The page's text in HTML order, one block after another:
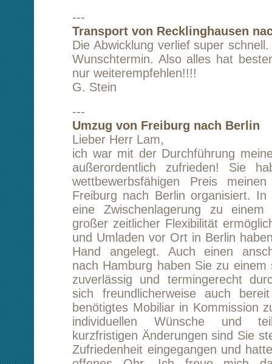
vorbehaltslos weiterempfehlen können!
N. Hempel
Möbeltransport von Delmenhorst nach
Ihre Leute haben einen ganz tollen Job
waren sehr nett. Wir können Sie guten
Umzug von Berlin nach Coventry
Lieber Herr Lam,
es hat alles wunderbar geklappt. Vielen Dank
das Organisieren von Umzugshelfer in
wenn wir sie nicht gebraucht haben. Werde
für Umzüge in meiner
Grossbritannien empfehlen, es war sehr
Sachen nicht als Beiladung in einem großen
England bringen zu müssen, was bei
Angeboten, die hatte der Fall gewesen wäre.
Mir freundlichen Grüßen
J. Baldus
Transport von Berlin nach London
Wir sind sehr zufrieden mit Ihrer
werden Sie mit Sicherheit wieder
Aktivitäten anfragen, die definitiv kommen
Mit freundlichen Grüßen
M. Griebling